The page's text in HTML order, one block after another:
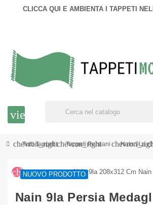
CLICCA QUI E AMBIENTA I TAPPETI
view_headline
chevron_right
Tutti Tappeti chevron_right
Tappeti Persiani Nain 9La
chevron_left
NUOVO PRODOTTO
Nain 9la Persia